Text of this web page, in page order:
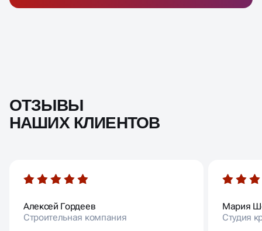
ОТЗЫВЫ
НАШИХ КЛИЕНТОВ
Алексей Гордеев
Строительная компания
Мария
Студия